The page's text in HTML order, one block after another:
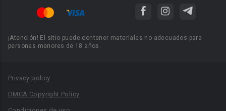
¡Atención! El sitio puede contener materiales no adecuados para
personas menores de 18 años.
Privacy policy
DMCA Copyright Policy